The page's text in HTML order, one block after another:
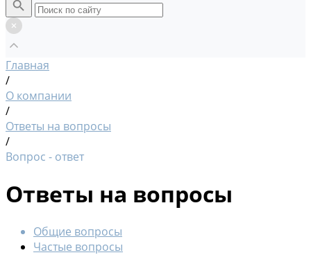
Главная
/
О компании
/
Ответы на вопросы
/
Вопрос - ответ
Ответы на вопросы
Общие вопросы
Частые вопросы